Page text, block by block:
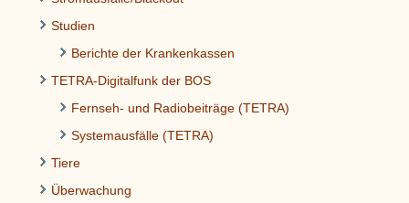
Studien
Berichte der Krankenkassen
TETRA-Digitalfunk der BOS
Fernseh- und Radiobeiträge (TETRA)
Systemausfälle (TETRA)
Tiere
Überwachung